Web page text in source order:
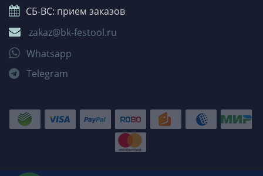
СБ-ВС: прием заказов
zakaz@bk-festool.ru
Whatsapp
Telegram